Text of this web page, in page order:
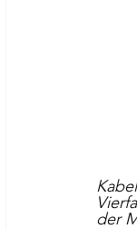
der